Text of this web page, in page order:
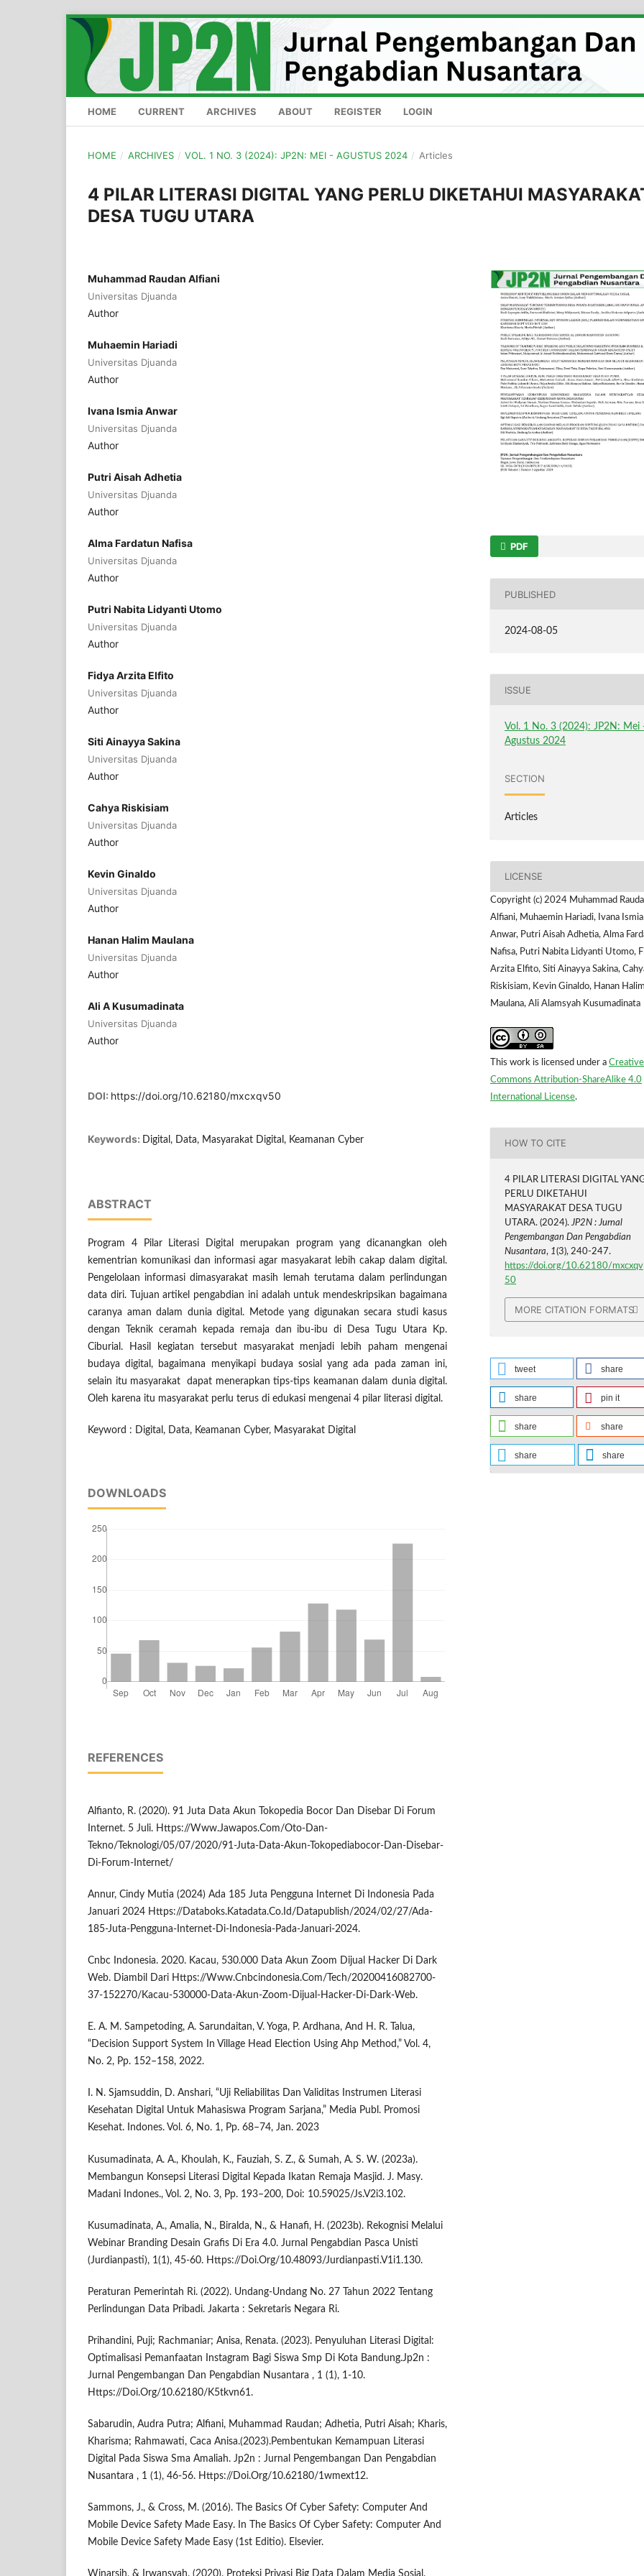
HOME CURRENT ARCHIVES ABOUT REGISTER LOGIN
HOME / ARCHIVES / VOL. 1 NO. 3 (2024): JP2N: MEI - AGUSTUS 2024 / Articles
4 PILAR LITERASI DIGITAL YANG PERLU DIKETAHUI
DESA TUGU UTARA
Muhammad Raudan Alfiani
Universitas Djuanda
Author
Muhaemin Hariadi
Universitas Djuanda
Author
Ivana Ismia Anwar
Universitas Djuanda
Author
Putri Aisah Adhetia
Universitas Djuanda
Author
Alma Fardatun Nafisa
Universitas Djuanda
Author
Putri Nabita Lidyanti Utomo
Universitas Djuanda
Author
Fidya Arzita Elfito
Universitas Djuanda
Author
Siti Ainayya Sakina
Universitas Djuanda
Author
Cahya Riskisiam
Universitas Djuanda
Author
Kevin Ginaldo
Universitas Djuanda
Author
Hanan Halim Maulana
Universitas Djuanda
Author
Ali A Kusumadinata
Universitas Djuanda
Author
DOI: https://doi.org/10.62180/mxcxqv50
Keywords: Digital, Data, Masyarakat Digital, Keamanan Cyber
ABSTRACT
Program 4 Pilar Literasi Digital merupakan program yang dicanangkan oleh
kementrian komunikasi dan informasi agar masyakarat lebih cakap dalam digital.
Pengelolaan informasi dimasyarakat masih lemah terutama dalam perlindungan
data diri. Tujuan artikel pengabdian ini adalah untuk mendeskripsikan bagaimana
caranya aman dalam dunia digital. Metode yang digunakan secara studi kasus
dengan Teknik ceramah kepada remaja dan ibu-ibu di Desa Tugu Utara Kp.
Ciburial. Hasil kegiatan tersebut masyarakat menjadi lebih paham mengenai
budaya digital, bagaimana menyikapi budaya sosial yang ada pada zaman ini,
selain itu masyarakat dapat menerapkan tips-tips keamanan dalam dunia digital.
Oleh karena itu masyarakat perlu terus di edukasi mengenai 4 pilar literasi digital.
Keyword : Digital, Data, Keamanan Cyber, Masyarakat Digital
DOWNLOADS
REFERENCES
Alfianto, R. (2020). 91 Juta Data Akun Tokopedia Bocor Dan Disebar Di Forum
Internet. 5 Juli. Https://Www.Jawapos.Com/Oto-Dan-
Tekno/Teknologi/05/07/2020/91-Juta-Data-Akun-Tokopediabocor-Dan-Disebar-
Di-Forum-Internet/
Annur, Cindy Mutia (2024) Ada 185 Juta Pengguna Internet Di Indonesia Pada
Januari 2024 Https://Databoks.Katadata.Co.Id/Datapublish/2024/02/27/Ada-
185-Juta-Pengguna-Internet-Di-Indonesia-Pada-Januari-2024.
Cnbc Indonesia. 2020. Kacau, 530.000 Data Akun Zoom Dijual Hacker Di Dark
Web. Diambil Dari Https://Www.Cnbcindonesia.Com/Tech/20200416082700-
37-152270/Kacau-530000-Data-Akun-Zoom-Dijual-Hacker-Di-Dark-Web.
E. A. M. Sampetoding, A. Sarundaitan, V. Yoga, P. Ardhana, And H. R. Talua,
“Decision Support System In Village Head Election Using Ahp Method,” Vol. 4,
No. 2, Pp. 152–158, 2022.
I. N. Sjamsuddin, D. Anshari, “Uji Reliabilitas Dan Validitas Instrumen Literasi
Kesehatan Digital Untuk Mahasiswa Program Sarjana,” Media Publ. Promosi
Kesehat. Indones. Vol. 6, No. 1, Pp. 68–74, Jan. 2023
Kusumadinata, A. A., Khoulah, K., Fauziah, S. Z., & Sumah, A. S. W. (2023a).
Membangun Konsepsi Literasi Digital Kepada Ikatan Remaja Masjid. J. Masy.
Madani Indones., Vol. 2, No. 3, Pp. 193–200, Doi: 10.59025/Js.V2i3.102.
Kusumadinata, A., Amalia, N., Biralda, N., & Hanafi, H. (2023b). Rekognisi Melalui
Webinar Branding Desain Grafis Di Era 4.0. Jurnal Pengabdian Pasca Unisti
(Jurdianpasti), 1(1), 45-60. Https://Doi.Org/10.48093/Jurdianpasti.V1i1.130.
Peraturan Pemerintah Ri. (2022). Undang-Undang No. 27 Tahun 2022 Tentang
Perlindungan Data Pribadi. Jakarta : Sekretaris Negara Ri.
Prihandini, Puji; Rachmaniar; Anisa, Renata. (2023). Penyuluhan Literasi Digital:
Optimalisasi Pemanfaatan Instagram Bagi Siswa Smp Di Kota Bandung.Jp2n :
Jurnal Pengembangan Dan Pengabdian Nusantara , 1 (1), 1-10.
Https://Doi.Org/10.62180/K5tkvn61.
Sabarudin, Audra Putra; Alfiani, Muhammad Raudan; Adhetia, Putri Aisah; Kharis,
Kharisma; Rahmawati, Caca Anisa.(2023).Pembentukan Kemampuan Literasi
Digital Pada Siswa Sma Amaliah. Jp2n : Jurnal Pengembangan Dan Pengabdian
Nusantara , 1 (1), 46-56. Https://Doi.Org/10.62180/1wmext12.
Sammons, J., & Cross, M. (2016). The Basics Of Cyber Safety: Computer And
Mobile Device Safety Made Easy. In The Basics Of Cyber Safety: Computer And
Mobile Device Safety Made Easy (1st Editio). Elsevier.
Winarsih, & Irwansyah. (2020). Proteksi Privasi Big Data Dalam Media Sosial.
PDF
PUBLISHED
2024-08-05
ISSUE
Vol. 1 No. 3 (2024): JP2N: Mei
Agustus 2024
SECTION
Articles
LICENSE
Copyright (c) 2024 Muhammad
Alfiani, Muhaemin Hariadi, Ivana Ismia
Anwar, Putri Aisah Adhetia, Alma
Nafisa, Putri Nabita Lidyanti Utomo,
Arzita Elfito, Siti Ainayya Sakina,
Riskisiam, Kevin Ginaldo, Hanan Halim
Maulana, Ali Alamsyah Kusumadinata
This work is licensed under a Creative
Commons Attribution-ShareAlike 4.0
International License.
HOW TO CITE
4 PILAR LITERASI DIGITAL
PERLU DIKETAHUI
MASYARAKAT DESA TUGU
UTARA. (2024). JP2N : Jurnal
Pengembangan Dan Pengabdian
Nusantara, 1(3), 240-247.
https://doi.org/10.62180/mxcxqv
50
MORE CITATION FORMATS
tweet share
share pin it
share share
share share